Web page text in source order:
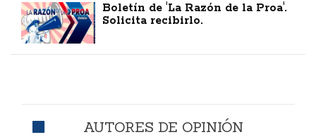
Boletín de 'La Razón de la Proa'.
Solicita recibirlo.
AUTORES DE OPINIÓN